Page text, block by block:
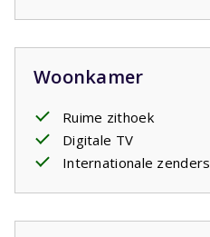
Woonkamer
Ruime zithoek
Digitale TV
Internationale zenders